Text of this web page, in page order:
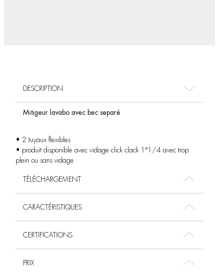
DESCRIPTION
Mitigeur lavabo avec bec separé
• 2 tuyaux flexibles
• produit disponible avec vidage click clack 1″1/4 avec trop
plein ou sans vidage
TÉLÉCHARGEMENT
CARACTÉRISTIQUES
CERTIFICATIONS
PRIX